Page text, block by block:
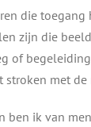
die
zijn die
of
stroken met
ben ik van